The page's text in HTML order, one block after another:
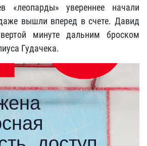
«леопарды» увереннее начали
вышли вперед в счете. Давид
минуте дальним броском
Гудачека.